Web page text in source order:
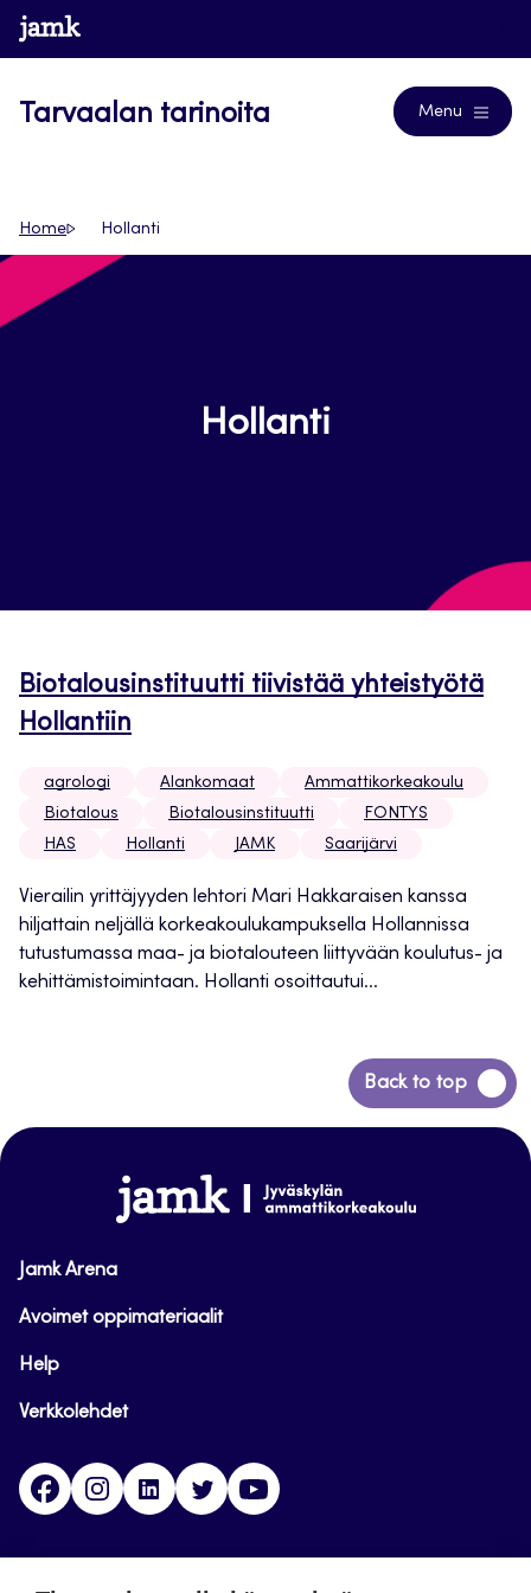
Siirry
suoraan
www.jamk.fi
Tarvaalan tarinoita Menu
Home Hollanti
Hollanti
Biotalousinstituutti tiivistää yhteistyötä
Hollantiin
agrologi Alankomaat
Ammattikorkeakoulu
Biotalous
Biotalousinstituutti
FONTYS
HAS
Hollanti JAMK Saarijärvi
Vierailin yrittäjyyden lehtori Mari Hakkaraisen kanssa
hiljattain neljällä korkeakoulukampuksella Hollannissa
tutustumassa maa- ja biotalouteen liittyvään koulutus- ja
kehittämistoimintaan. Hollanti osoittautui...
Back to top
Siirry
takaisin
www.jamk.fi
Jamk Arena
Avoimet oppimateriaalit
Help
Verkkolehdet
FacebookInstagramLinkedinTwitter